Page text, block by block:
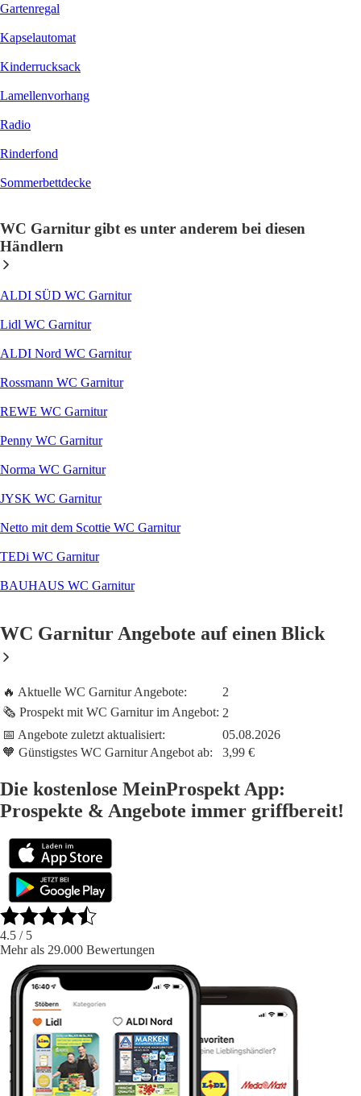
Gartenregal
Kapselautomat
Kinderrucksack
Lamellenvorhang
Radio
Rinderfond
Sommerbettdecke
WC Garnitur gibt es unter anderem bei diesen
Händlern
ALDI SÜD WC Garnitur
Lidl WC Garnitur
ALDI Nord WC Garnitur
Rossmann WC Garnitur
REWE WC Garnitur
Penny WC Garnitur
Norma WC Garnitur
JYSK WC Garnitur
Netto mit dem Scottie WC Garnitur
TEDi WC Garnitur
BAUHAUS WC Garnitur
WC Garnitur Angebote auf einen Blick
🔥 Aktuelle WC Garnitur Angebote:
2
🗞️ Prospekt mit WC Garnitur im Angebot: 2
📅 Angebote zuletzt aktualisiert:
05.08.2026
🧡 Günstigstes WC Garnitur Angebot ab:
3,99 €
Die kostenlose MeinProspekt App:
Prospekte & Angebote immer griffbereit!
4.5 / 5
Mehr als 29.000 Bewertungen